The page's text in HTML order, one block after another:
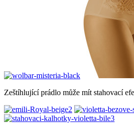
Zeštíhlující prádlo může mít stahovací